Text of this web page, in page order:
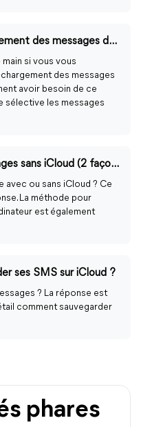
Comment arrêter le téléchargement des messages depuis iCloud sur l'iPhone
si vous vous
des messages
avoir besoin de ce
sélective les messages
Comment sauvegarder iMessages sans iCloud (2 façons gratuites)
avec ou sans iCloud ? Ce
La méthode pour
est également
ses SMS sur iCloud ?
? La réponse est
comment sauvegarder
phares